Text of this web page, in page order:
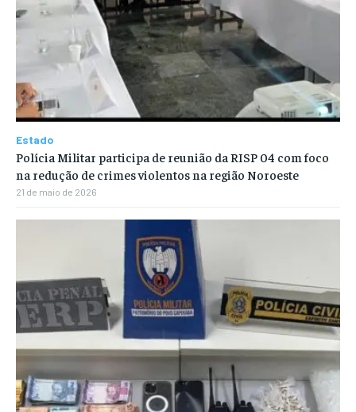
Estado
Polícia Militar participa de reunião da RISP 04 com foco
na redução de crimes violentos na região Noroeste
21 de maio de 2026